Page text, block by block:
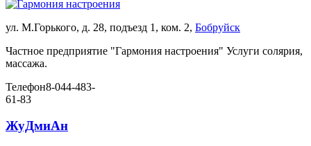
ул. М.Горького, д. 28, подъезд 1, ком. 2, Бобруйск
Частное предприятие "Гармония настроения" Услуги солярия,
массажа.
Телефон8-044-483-
61-83
ЖуДмиАн